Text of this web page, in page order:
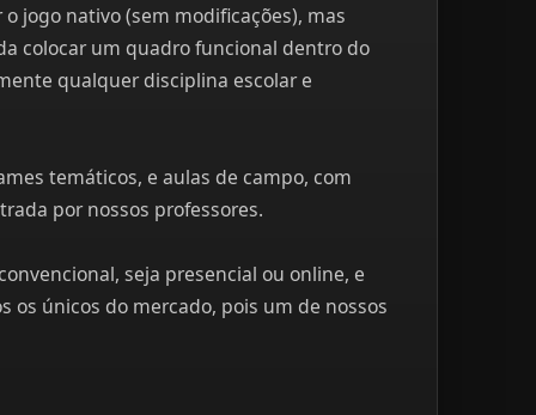
jogo nativo (sem modificações), mas
colocar um quadro funcional dentro do
qualquer disciplina escolar e
temáticos, e aulas de campo, com
por nossos professores.
seja presencial ou online, e
os únicos do mercado, pois um de nossos